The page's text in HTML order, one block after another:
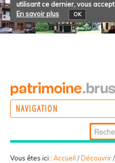
utilisant ce dernier, vous
En savoir plus
OK
NAVIGATION
Vous êtes ici : Accueil /Découvrir/